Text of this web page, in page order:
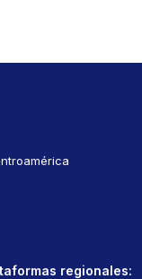
regionales: